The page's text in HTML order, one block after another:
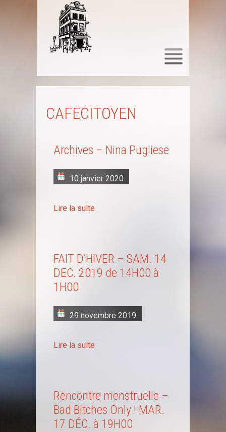
CAFECITOYEN
Archives – Nina Pugliese
10 janvier 2020
Lire la suite
FAIT D’HIVER – SAM. 14
DEC. 2019 de 14H00 à
1H00
29 novembre 2019
Lire la suite
Rencontre menstruelle –
Bad Bitches Only ! MAR.
17 DÉC. à 19H00